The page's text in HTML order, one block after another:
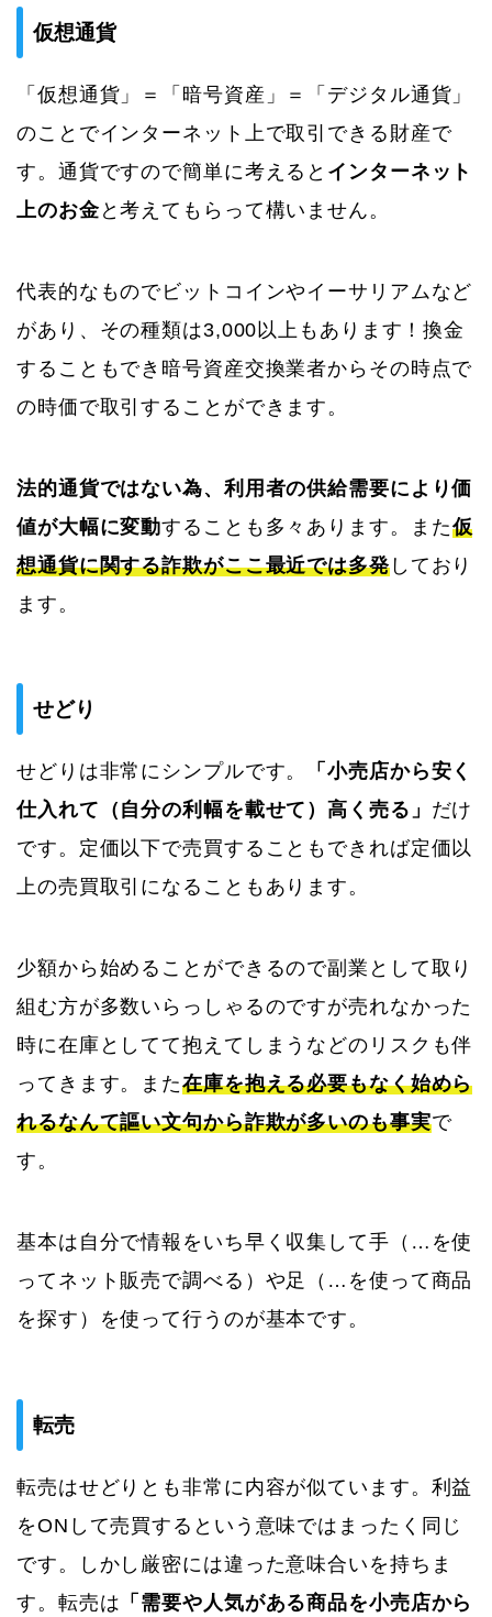
仮想通貨
「仮想通貨」＝「暗号資産」＝「デジタル通貨」
のことでインターネット上で取引できる財産で
す。通貨ですので簡単に考えると インターネット
上のお金 と考えてもらって構いません。
代表的なものでビットコインやイーサリアムなど
があり、その種類は3,000以上もあります！換金
することもでき暗号資産交換業者からその時点で
の時価で取引することができます。
法的通貨ではない為、利用者の供給需要により価
値が大幅に変動することも多々あります。また仮
想通貨に関する詐欺がここ最近では多発しており
ます。
せどり
せどりは非常にシンプルです。
「小売店から安く
仕入れて（自分の利幅を載せて）高く売る」 だけ
です。定価以下で売買することもできれば定価以
上の売買取引になることもあります。
少額から始めることができるので副業として取り
組む方が多数いらっしゃるのですが売れなかった
時に在庫としてて抱えてしまうなどのリスクも伴
ってきます。また在庫を抱える必要もなく始めら
れるなんて謳い文句から詐欺が多いのも事実で
す。
基本は自分で情報をいち早く収集して手（…を使
ってネット販売で調べる）や足（…を使って商品
を探す）を使って行うのが基本です。
転売
転売はせどりとも非常に内容が似ています。利益
をONして売買するという意味ではまったく同じ
です。しかし厳密には違った意味合いを持ちま
す。転売は 「需要や人気がある商品を小売店から